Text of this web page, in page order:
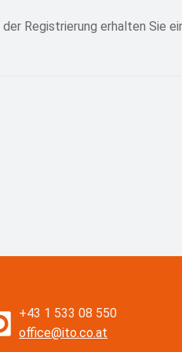
der Registrierung erhalten Sie
+43 1 533 08 550
office@ito.co.at